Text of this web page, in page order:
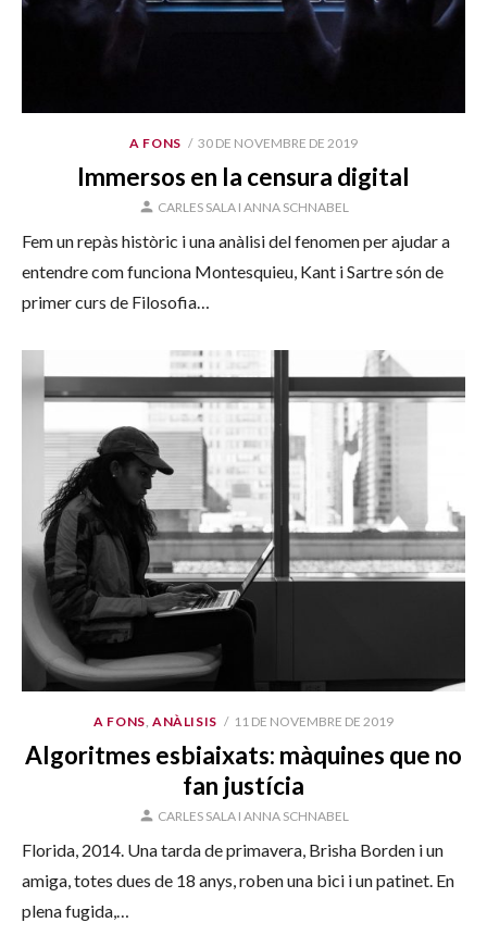
A FONS
PUBLICAT
30 DE NOVEMBRE DE 2019
Immersos en la censura digital
AUTOR
CARLES SALA I ANNA SCHNABEL
Fem un repàs històric i una anàlisi del fenomen per ajudar a
entendre com funciona Montesquieu, Kant i Sartre són de
primer curs de Filosofia…
A FONS, ANÀLISIS
PUBLICAT
11 DE NOVEMBRE DE 2019
Algoritmes esbiaixats: màquines que no
fan justícia
AUTOR
CARLES SALA I ANNA SCHNABEL
Florida, 2014. Una tarda de primavera, Brisha Borden i un
amiga, totes dues de 18 anys, roben una bici i un patinet. En
plena fugida,…